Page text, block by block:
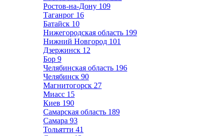
Ростов-на-Дону 109
Таганрог 16
Батайск 10
Нижегородская область 199
Нижний Новгород 101
Дзержинск 12
Бор 9
Челябинская область 196
Челябинск 90
Магнитогорск 27
Миасс 15
Киев 190
Самарская область 189
Самара 93
Тольятти 41